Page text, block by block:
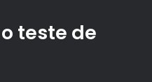
teste de